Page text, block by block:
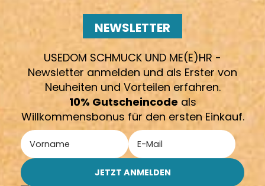
NEWSLETTER
USEDOM SCHMUCK UND ME(E)HR -
Newsletter anmelden und als Erster von
Neuheiten und Vorteilen erfahren.
10% Gutscheincode als
Willkommensbonus für den ersten Einkauf.